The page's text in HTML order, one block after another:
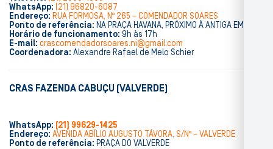
WhatsApp: (21) 96820-6087
Endereço: RUA FORMOSA, Nº 265 – COMENDADOR SOARES
Ponto de referência: NA PRAÇA HAVANA, PRÓXIMO À ANTIGA EMLURB
Horário de funcionamento: 9h às 17h
E-mail: crascomendadorsoares.ni@gmail.com
Coordenadora: Alexandre Rafael de Melo Schier
CRAS FAZENDA CABUÇU (VALVERDE)
WhatsApp: (21) 99629-1425
Endereço: AVENIDA ABÍLIO AUGUSTO TÁVORA, S/Nº – VALVERDE
Ponto de referência: PRAÇA DO VALVERDE